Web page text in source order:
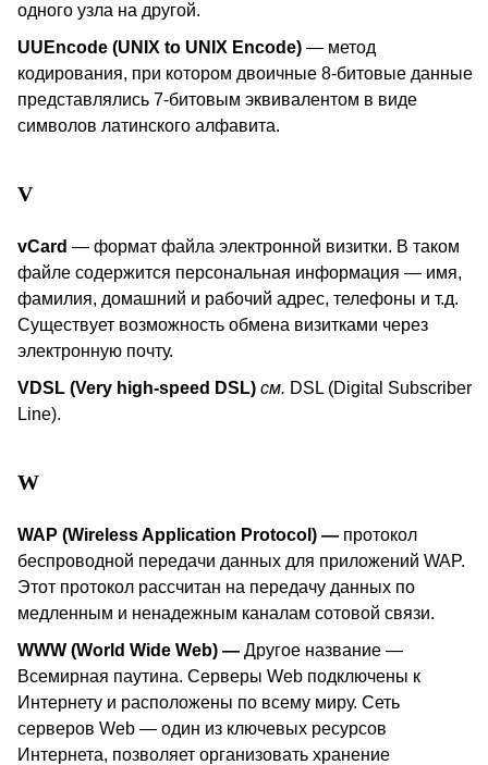
одного узла на другой.
UUEncode (UNIX to UNIX Encode) — метод
кодирования, при котором двоичные 8-битовые данные
представлялись 7-битовым эквивалентом в виде
символов латинского алфавита.
V
vCard — формат файла электронной визитки. В таком
файле содержится персональная информация — имя,
фамилия, домашний и рабочий адрес, телефоны и т.д.
Существует возможность обмена визитками через
электронную почту.
VDSL (Very high-speed DSL) см. DSL (Digital Subscriber
Line).
W
WAP (Wireless Application Protocol) — протокол
беспроводной передачи данных для приложений WAP.
Этот протокол рассчитан на передачу данных по
медленным и ненадежным каналам сотовой связи.
WWW (World Wide Web) — Другое название —
Всемирная паутина. Серверы Web подключены к
Интернету и расположены по всему миру. Сеть
серверов Web — один из ключевых ресурсов
Интернета, позволяет организовать хранение